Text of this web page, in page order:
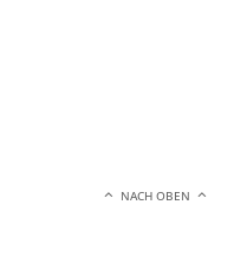
NACH OBEN